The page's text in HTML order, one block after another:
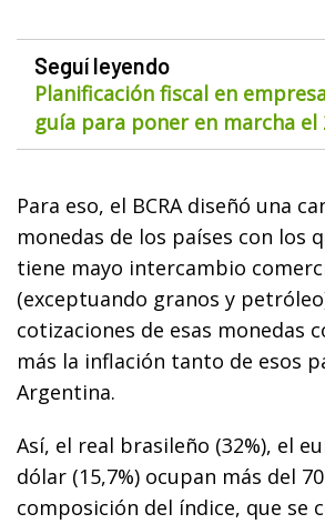
Seguí leyendo
Planificación fiscal en
guía para poner en marcha el
Para eso, el BCRA diseñó una
monedas de los países con los
tiene mayo intercambio
(exceptuando granos y
cotizaciones de esas monedas
más la inflación tanto de esos
Argentina.
Así, el real brasileño (32%), el
dólar (15,7%) ocupan más del
composición del índice, que se